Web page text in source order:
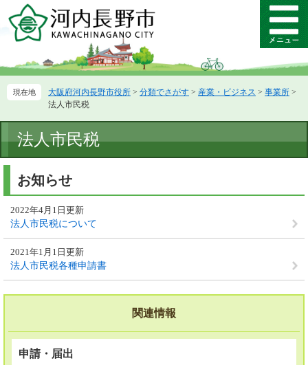
ー
先
ニ
を
て
へ
メ
ニ
ー
大阪府河内長野市役所 > 分類でさがす > 産業・ビジネス > 事業所 >
法人市民税
文
法人市民税
お知らせ
法人市民税について
2022年4月1日更新
法人市民税各種申請書
2021年1月1日更新
関連情報
申請・届出